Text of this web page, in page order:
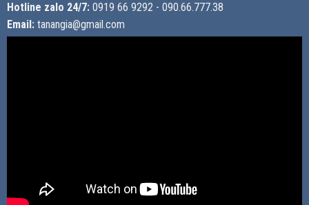
Hotline zalo 24/7: 0919 66 9292 - 090.66.777.38
Email: tanangia@gmail.com